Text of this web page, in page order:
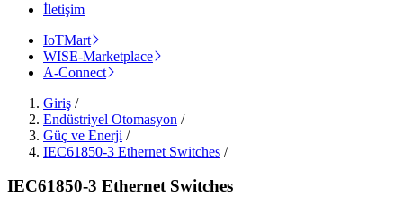
İletişim
IoTMart
WISE-Marketplace
A-Connect
Giriş /
Endüstriyel Otomasyon /
Güç ve Enerji /
IEC61850-3 Ethernet Switches /
IEC61850-3 Ethernet Switches